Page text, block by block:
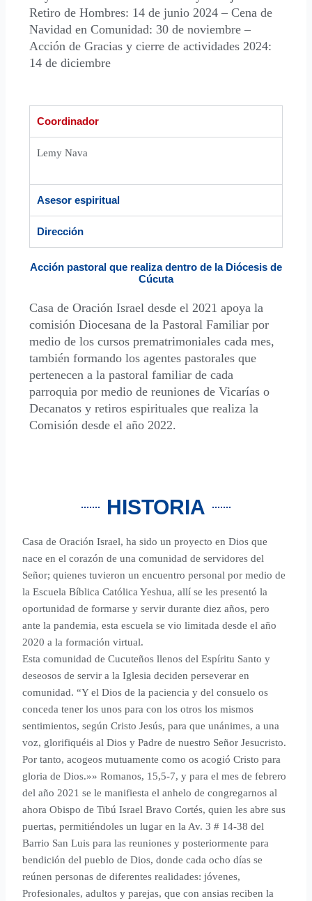
Retiro de Hombres: 14 de junio 2024 – Cena de
Navidad en Comunidad: 30 de noviembre –
Acción de Gracias y cierre de actividades 2024:
14 de diciembre
Coordinador
Lemy Nava
Asesor espiritual
Dirección
Acción pastoral que realiza dentro de la Diócesis de
Cúcuta
Casa de Oración Israel desde el 2021 apoya la
comisión Diocesana de la Pastoral Familiar por
medio de los cursos prematrimoniales cada mes,
también formando los agentes pastorales que
pertenecen a la pastoral familiar de cada
parroquia por medio de reuniones de Vicarías o
Decanatos y retiros espirituales que realiza la
Comisión desde el año 2022.
HISTORIA
Casa de Oración Israel, ha sido un proyecto en Dios que
nace en el corazón de una comunidad de servidores del
Señor; quienes tuvieron un encuentro personal por medio de
la Escuela Bíblica Católica Yeshua, allí se les presentó la
oportunidad de formarse y servir durante diez años, pero
ante la pandemia, esta escuela se vio limitada desde el año
2020 a la formación virtual.
Esta comunidad de Cucuteños llenos del Espíritu Santo y
deseosos de servir a la Iglesia deciden perseverar en
comunidad. “Y el Dios de la paciencia y del consuelo os
conceda tener los unos para con los otros los mismos
sentimientos, según Cristo Jesús, para que unánimes, a una
voz, glorifiquéis al Dios y Padre de nuestro Señor Jesucristo.
Por tanto, acogeos mutuamente como os acogió Cristo para
gloria de Dios.»» Romanos, 15,5-7, y para el mes de febrero
del año 2021 se le manifiesta el anhelo de congregarnos al
ahora Obispo de Tibú Israel Bravo Cortés, quien les abre sus
puertas, permitiéndoles un lugar en la Av. 3 # 14-38 del
Barrio San Luis para las reuniones y posteriormente para
bendición del pueblo de Dios, donde cada ocho días se
reúnen personas de diferentes realidades: jóvenes,
Profesionales, adultos y parejas, que con ansias reciben la